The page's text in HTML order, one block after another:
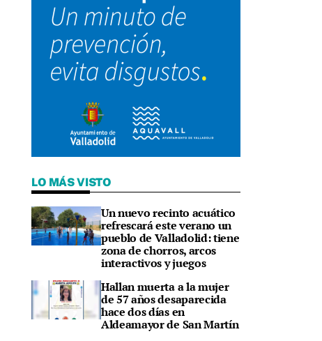
LO MÁS VISTO
Un nuevo recinto acuático
refrescará este verano un
pueblo de Valladolid: tiene
zona de chorros, arcos
interactivos y juegos
Hallan muerta a la mujer
de 57 años desaparecida
hace dos días en
Aldeamayor de San Martín